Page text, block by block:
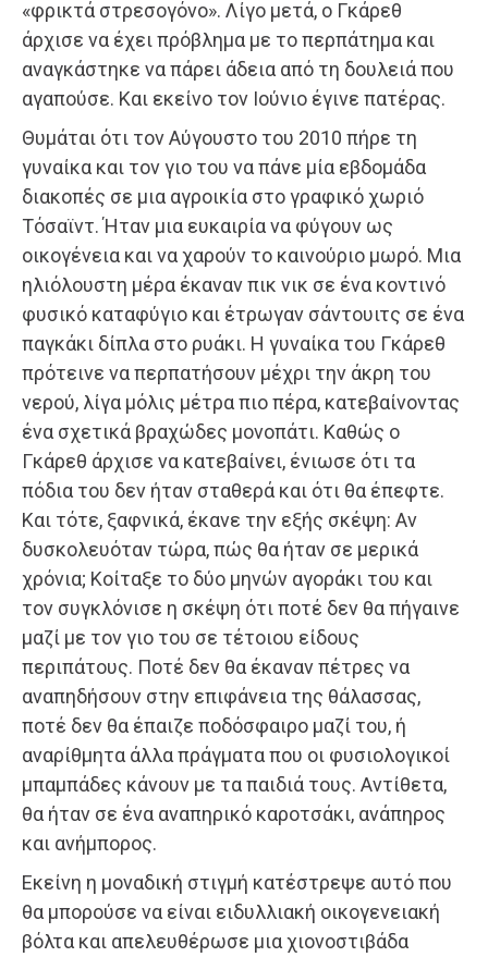
«φρικτά στρεσογόνο». Λίγο μετά, ο Γκάρεθ
άρχισε να έχει πρόβλημα με το περπάτημα και
αναγκάστηκε να πάρει άδεια από τη δουλειά που
αγαπούσε. Και εκείνο τον Ιούνιο έγινε πατέρας.
Θυμάται ότι τον Αύγουστο του 2010 πήρε τη
γυναίκα και τον γιο του να πάνε μία εβδομάδα
διακοπές σε μια αγροικία στο γραφικό χωριό
Τόσαϊντ. Ήταν μια ευκαιρία να φύγουν ως
οικογένεια και να χαρούν το καινούριο μωρό. Μια
ηλιόλουστη μέρα έκαναν πικ νικ σε ένα κοντινό
φυσικό καταφύγιο και έτρωγαν σάντουιτς σε ένα
παγκάκι δίπλα στο ρυάκι. Η γυναίκα του Γκάρεθ
πρότεινε να περπατήσουν μέχρι την άκρη του
νερού, λίγα μόλις μέτρα πιο πέρα, κατεβαίνοντας
ένα σχετικά βραχώδες μονοπάτι. Καθώς ο
Γκάρεθ άρχισε να κατεβαίνει, ένιωσε ότι τα
πόδια του δεν ήταν σταθερά και ότι θα έπεφτε.
Και τότε, ξαφνικά, έκανε την εξής σκέψη: Αν
δυσκολευόταν τώρα, πώς θα ήταν σε μερικά
χρόνια; Κοίταξε το δύο μηνών αγοράκι του και
τον συγκλόνισε η σκέψη ότι ποτέ δεν θα πήγαινε
μαζί με τον γιο του σε τέτοιου είδους
περιπάτους. Ποτέ δεν θα έκαναν πέτρες να
αναπηδήσουν στην επιφάνεια της θάλασσας,
ποτέ δεν θα έπαιζε ποδόσφαιρο μαζί του, ή
αναρίθμητα άλλα πράγματα που οι φυσιολογικοί
μπαμπάδες κάνουν με τα παιδιά τους. Αντίθετα,
θα ήταν σε ένα αναπηρικό καροτσάκι, ανάπηρος
και ανήμπορος.
Εκείνη η μοναδική στιγμή κατέστρεψε αυτό που
θα μπορούσε να είναι ειδυλλιακή οικογενειακή
βόλτα και απελευθέρωσε μια χιονοστιβάδα